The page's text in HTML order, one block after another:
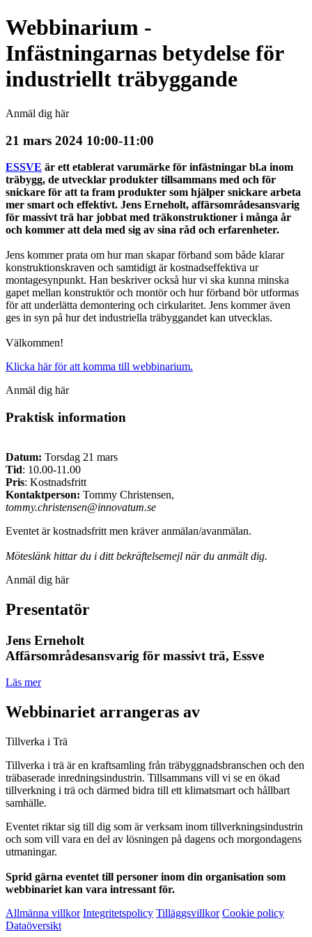
Webbinarium -
Infästningarnas betydelse för
industriellt träbyggande
Anmäl dig här
21 mars 2024 10:00-11:00
ESSVE är ett etablerat varumärke för infästningar bl.a inom
träbygg, de utvecklar produkter tillsammans med och för
snickare för att ta fram produkter som hjälper snickare arbeta
mer smart och effektivt. Jens Erneholt, affärsområdesansvarig
för massivt trä har jobbat med träkonstruktioner i många år
och kommer att dela med sig av sina råd och erfarenheter.
Jens kommer prata om hur man skapar förband som både klarar
konstruktionskraven och samtidigt är kostnadseffektiva ur
montagesynpunkt. Han beskriver också hur vi ska kunna minska
gapet mellan konstruktör och montör och hur förband bör utformas
för att underlätta demontering och cirkularitet. Jens kommer även
ges in syn på hur det industriella träbyggandet kan utvecklas.
Välkommen!
Klicka här för att komma till webbinarium.
Anmäl dig här
Praktisk information
Datum: Torsdag 21 mars
Tid: 10.00-11.00
Pris: Kostnadsfritt
Kontaktperson: Tommy Christensen,
tommy.christensen@innovatum.se
Eventet är kostnadsfritt men kräver anmälan/avanmälan.
Möteslänk hittar du i ditt bekräftelsemejl när du anmält dig.
Anmäl dig här
Presentatör
Jens Erneholt
Affärsområdesansvarig för massivt trä, Essve
Läs mer
Webbinariet arrangeras av
Tillverka i Trä
Tillverka i trä är en kraftsamling från träbyggnadsbranschen och den
träbaserade inredningsindustrin. Tillsammans vill vi se en ökad
tillverkning i trä och därmed bidra till ett klimatsmart och hållbart
samhälle.
Eventet riktar sig till dig som är verksam inom tillverkningsindustrin
och som vill vara en del av lösningen på dagens och morgondagens
utmaningar.
Sprid gärna eventet till personer inom din organisation som
webbinariet kan vara intressant för.
Allmänna villkor Integritetspolicy Tilläggsvillkor Cookie policy
Dataöversikt